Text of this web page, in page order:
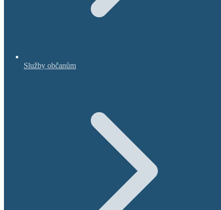
Služby občanům